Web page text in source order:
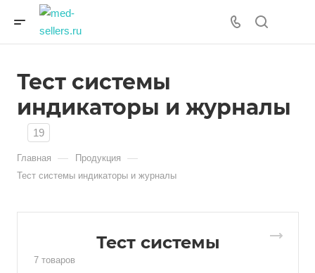
Тест системы
индикаторы и журналы
19
Главная — Продукция —
Тест системы индикаторы и журналы
Тест системы
7 товаров